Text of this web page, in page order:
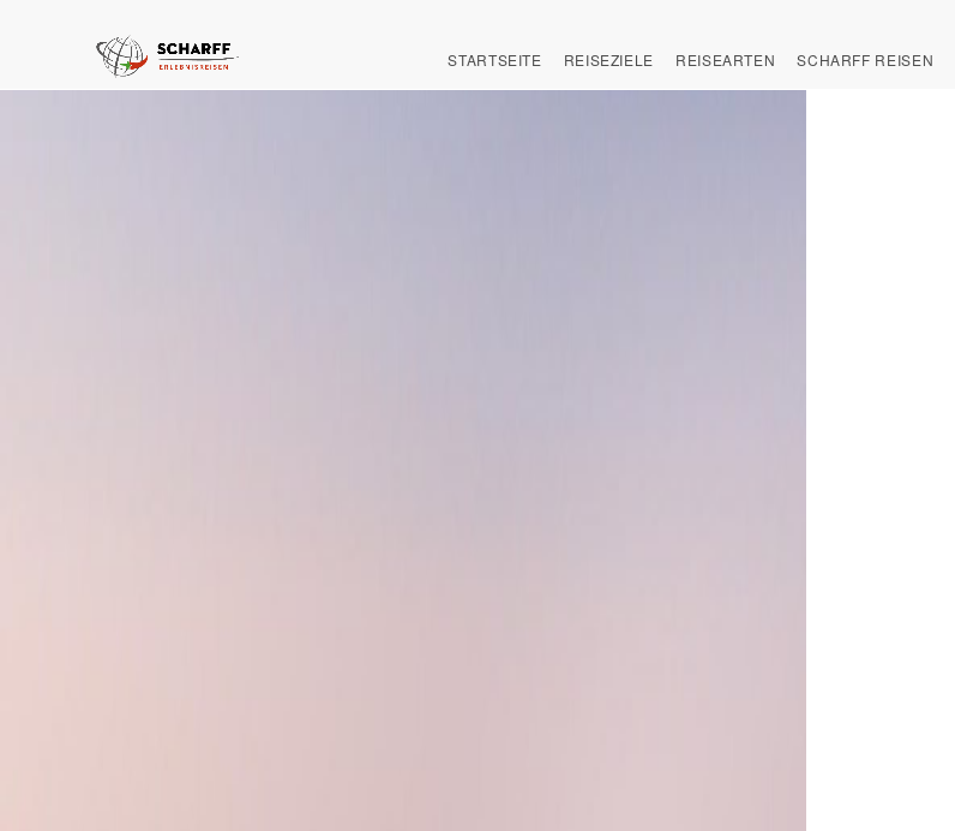
STARTSEITE REISEZIELE REISEARTEN SCHARFF REISEN